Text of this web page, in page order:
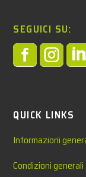
SEGUICI SU:

QUICK LINKS
Informazioni
Condizioni generali